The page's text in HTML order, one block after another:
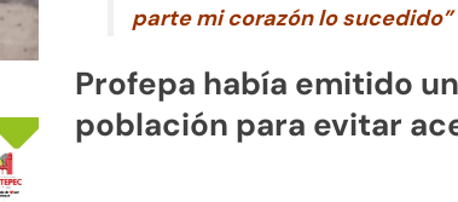
parte mi corazón lo sucedido”
Profepa había emitido
población para evitar